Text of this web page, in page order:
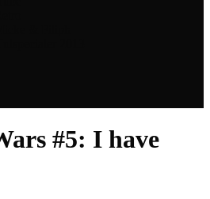
#5: I have